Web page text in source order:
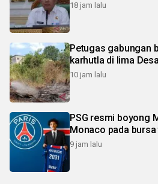
18 jam lalu
Petugas gabungan
karhutla di lima
10 jam lalu
PSG resmi boyong
Monaco pada
9 jam lalu